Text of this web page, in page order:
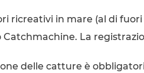
ricreativi in mare (al di
Catchmachine. La
delle catture è